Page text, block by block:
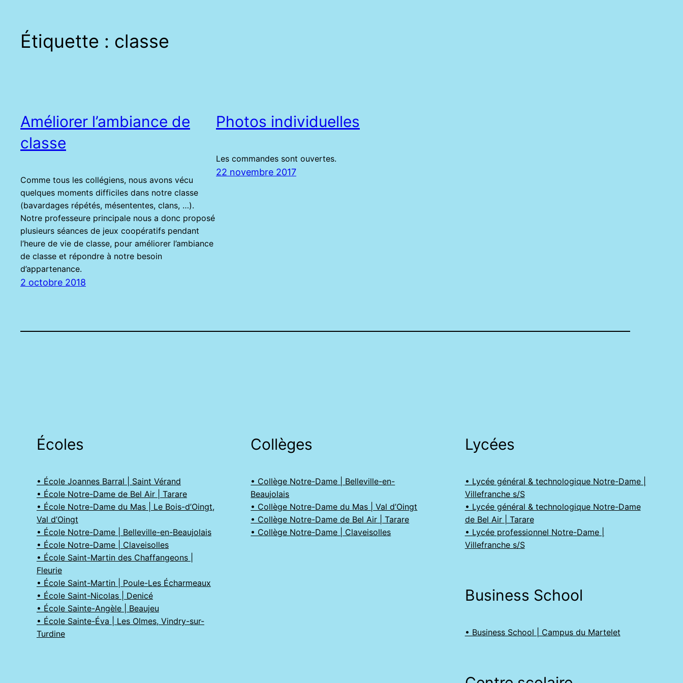
Étiquette : classe
Améliorer l’ambiance de
classe
Comme tous les collégiens, nous avons vécu
quelques moments difficiles dans notre classe
(bavardages répétés, mésententes, clans, …).
Notre professeure principale nous a donc proposé
plusieurs séances de jeux coopératifs pendant
l’heure de vie de classe, pour améliorer l’ambiance
de classe et répondre à notre besoin
d’appartenance.
2 octobre 2018
Photos individuelles
Les commandes sont ouvertes.
22 novembre 2017
Écoles
• École Joannes Barral | Saint Vérand
• École Notre-Dame de Bel Air | Tarare
• École Notre-Dame du Mas | Le Bois-d’Oingt,
Val d’Oingt
• École Notre-Dame | Belleville-en-Beaujolais
• École Notre-Dame | Claveisolles
• École Saint-Martin des Chaffangeons |
Fleurie
• École Saint-Martin | Poule-Les Écharmeaux
• École Saint-Nicolas | Denicé
• École Sainte-Angèle | Beaujeu
• École Sainte-Éva | Les Olmes, Vindry-sur-
Turdine
Collèges
• Collège Notre-Dame | Belleville-en-
Beaujolais
• Collège Notre-Dame du Mas | Val d’Oingt
• Collège Notre-Dame de Bel Air | Tarare
• Collège Notre-Dame | Claveisolles
Lycées
• Lycée général & technologique Notre-Dame |
Villefranche s/S
• Lycée général & technologique Notre-Dame
de Bel Air | Tarare
• Lycée professionnel Notre-Dame |
Villefranche s/S
Business School
• Business School | Campus du Martelet